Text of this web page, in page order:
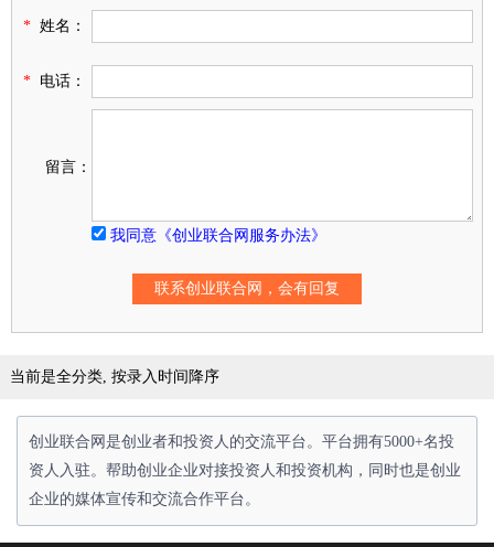
* 姓名：
* 电话：
留言：
我同意《创业联合网服务办法》
当前是全分类, 按录入时间降序
创业联合网是创业者和投资人的交流平台。平台拥有5000+名投
资人入驻。帮助创业企业对接投资人和投资机构，同时也是创业
企业的媒体宣传和交流合作平台。